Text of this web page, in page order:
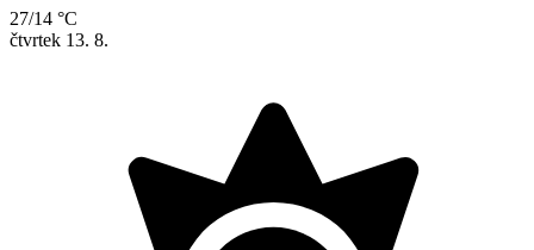
27/14 °C
čtvrtek 13. 8.